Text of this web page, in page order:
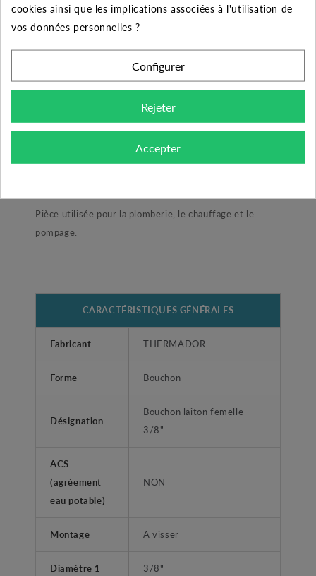
50 10% Jusqu'à2,80 €
DESCRIPTION DU PRODUIT
Ce bouchon est idéale pour vos montages de
Pièce utilisée pour la plomberie, le chauffage et le
pompage.
CARACTÉRISTIQUES GÉNÉRALES
Fabricant THERMADOR
Forme Bouchon
Désignation
Bouchon laiton femelle
3/8"
ACS
(agréement
eau potable)
NON
Montage A visser
Diamètre 1 3/8"
cookies ainsi que les implications associées à l'utilisation de
vos données personnelles ?
Configurer
Rejeter
Accepter